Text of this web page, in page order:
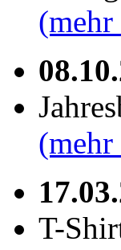
(mehr
(mehr
T-